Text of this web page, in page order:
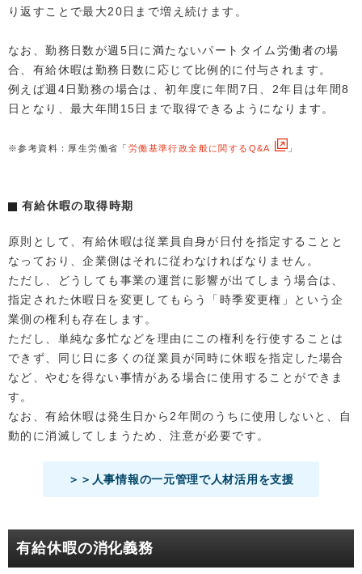
り返すことで最大20日まで増え続けます。
なお、勤務日数が週5日に満たないパートタイム労働者の場
合、有給休暇は勤務日数に応じて比例的に付与されます。
例えば週4日勤務の場合は、初年度に年間7日、2年目は年間8
日となり、最大年間15日まで取得できるようになります。
※参考資料：厚生労働省「 労働基準行政全般に関するQ&A 」
有給休暇の取得時期
原則として、有給休暇は従業員自身が日付を指定することと
なっており、企業側はそれに従わなければなりません。
ただし、どうしても事業の運営に影響が出てしまう場合は、
指定された休暇日を変更してもらう「時季変更権」という企
業側の権利も存在します。
ただし、単純な多忙などを理由にこの権利を行使することは
できず、同じ日に多くの従業員が同時に休暇を指定した場合
など、やむを得ない事情がある場合に使用することができま
す。
なお、有給休暇は発生日から2年間のうちに使用しないと、自
動的に消滅してしまうため、注意が必要です。
＞＞人事情報の一元管理で人材活用を支援
有給休暇の消化義務